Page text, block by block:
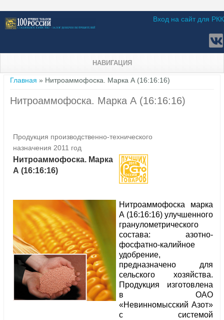
Вход на сайт для РКК
НАВИГАЦИЯ
Вы здесь
Главная » Нитроаммофоска. Марка А (16:16:16)
Нитроаммофоска. Марка А (16:16:16)
Продукция производственно-технического
назначения 2011 год
Нитроаммофоска. Марка
А (16:16:16)
Нитроаммофоска марка
А (16:16:16) улучшенного
гранулометрического
состава: азотно-
фосфатно-калийное
удобрение,
предназначено для
сельского хозяйства.
Продукция изготовлена
в ОАО
«Невинномысский Азот»
с системой